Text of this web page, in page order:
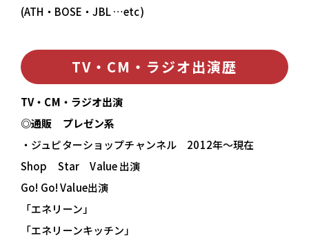
(ATH・BOSE・JBL …etc)
TV・CM・ラジオ出演歴
TV・CM・ラジオ出演
◎通販 プレゼン系
・ジュピターショップチャンネル 2012年～現在
Shop Star Value 出演
Go! Go! Value出演
「エネリーン」
「エネリーンキッチン」